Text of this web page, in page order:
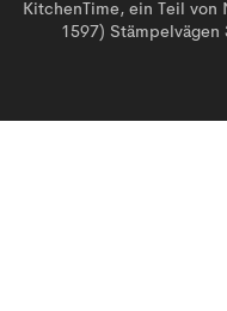
KitchenTime, ein Teil
1597) Stämpelvägen